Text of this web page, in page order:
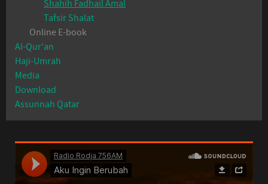
Shahih Fadhail Amal
Tafsir Shalat
Online E-book
Al-Qur'an
Haji-Umrah
Media
Download
Assunnah Qatar